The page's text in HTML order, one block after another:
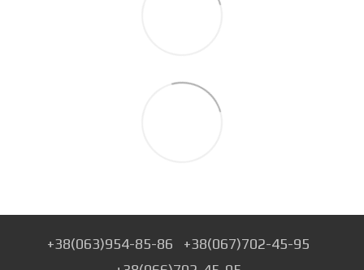
+38(063)954-85-86
+38(067)702-45-95